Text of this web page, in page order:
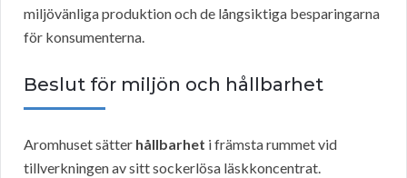
miljövänliga produktion och de långsiktiga besparingarna
för konsumenterna.
Beslut för miljön och hållbarhet
Aromhuset sätter hållbarhet i främsta rummet vid
tillverkningen av sitt sockerlösa läskkoncentrat.